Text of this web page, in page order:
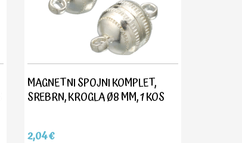
MAGNETNI SPOJNI KOMPLET,
SREBRN, KROGLA Ø8 MM, 1 KOS
2,04€